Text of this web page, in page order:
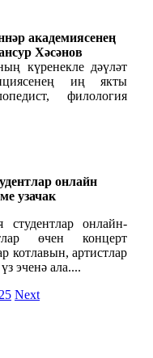
академиясенең
Хәсәнов
күренекле дәүләт
иң якты
филология
онлайн
узачак
студентлар онлайн-
өчен концерт
котлавын, артистлар
эченә ала....
25 Next